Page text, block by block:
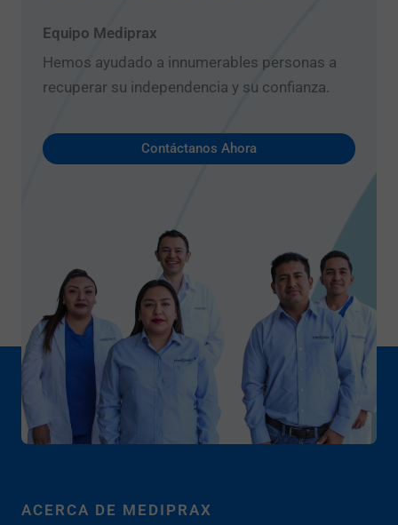
Equipo Mediprax
Hemos ayudado a innumerables personas a
recuperar su independencia y su confianza.
Contáctanos Ahora
ACERCA DE MEDIPRAX